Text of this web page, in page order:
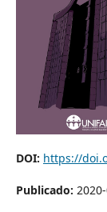
DOI: https://
Publicado: